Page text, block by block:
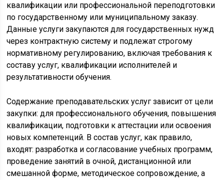
квалификации или профессиональной переподготовки
по государственному или муниципальному заказу.
Данные услуги закупаются для государственных нужд
через контрактную систему и подлежат строгому
нормативному регулированию, включая требования к
составу услуг, квалификации исполнителей и
результативности обучения.
Содержание преподавательских услуг зависит от цели
закупки: для профессионального обучения, повышения
квалификации, подготовки к аттестации или освоения
новых компетенций. В состав услуг, как правило,
входят: разработка и согласование учебных программ,
проведение занятий в очной, дистанционной или
смешанной форме, методическое сопровождение, а